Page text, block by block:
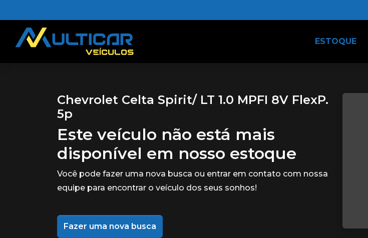
ESTOQUE
Chevrolet Celta Spirit/ LT 1.0 MPFI 8V FlexP.
5p
Este veículo não está mais
disponível em nosso estoque
Você pode fazer uma nova busca ou entrar em contato com nossa
equipe para encontrar o veículo dos seus sonhos!
Fazer uma nova busca